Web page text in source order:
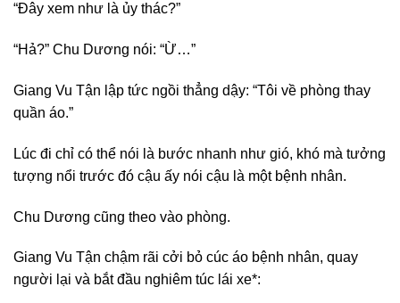
“Đây xem như là ủy thác?”
“Hả?” Chu Dương nói: “Ừ…”
Giang Vu Tận lập tức ngồi thẳng dậy: “Tôi về phòng thay
quần áo.”
Lúc đi chỉ có thể nói là bước nhanh như gió, khó mà tưởng
tượng nổi trước đó cậu ấy nói cậu là một bệnh nhân.
Chu Dương cũng theo vào phòng.
Giang Vu Tận chậm rãi cởi bỏ cúc áo bệnh nhân, quay
người lại và bắt đầu nghiêm túc lái xe*: